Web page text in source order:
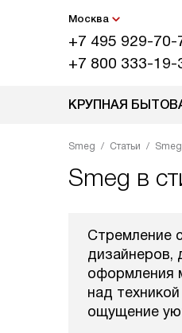
Москва
+7 495 929-70-
+7 800 333-19-
КРУПНАЯ
Smeg Статьи
Smeg в
Стремление
дизайнеров,
оформления
над
ощущение